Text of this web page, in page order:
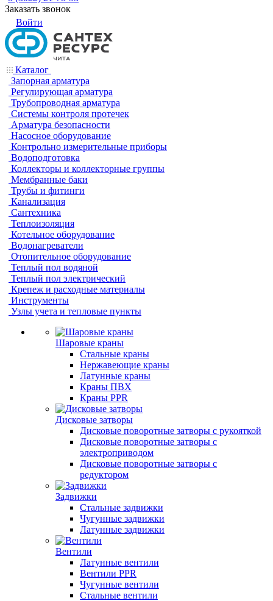
Заказать звонок
Войти
Каталог
Запорная арматура
Регулирующая арматура
Трубопроводная арматура
Системы контроля протечек
Арматура безопасности
Насосное оборудование
Контрольно измерительные приборы
Водоподготовка
Коллекторы и коллекторные группы
Мембранные баки
Трубы и фитинги
Канализация
Сантехника
Теплоизоляция
Котельное оборудование
Водонагреватели
Отопительное оборудование
Теплый пол водяной
Теплый пол электрический
Крепеж и расходные материалы
Инструменты
Узлы учета и тепловые пункты
Шаровые краны
Стальные краны
Нержавеющие краны
Латунные краны
Краны ПВХ
Краны PPR
Дисковые затворы
Дисковые поворотные затворы с рукояткой
Дисковые поворотные затворы с
электроприводом
Дисковые поворотные затворы с
редуктором
Задвижки
Стальные задвижки
Чугунные задвижки
Латунные задвижки
Вентили
Латунные вентили
Вентили PPR
Чугунные вентили
Стальные вентили